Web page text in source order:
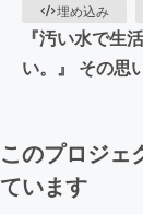
埋め込み
『汚い水で生
い。』 その思
このプロジェ
ています